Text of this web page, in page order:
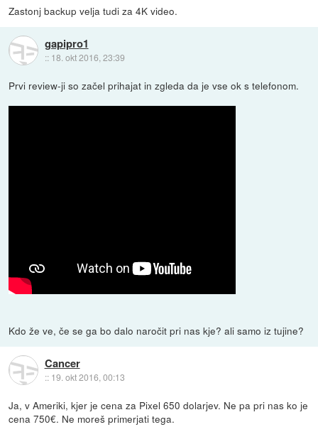
Zastonj backup velja tudi za 4K video.
gapipro1
:: 18. okt 2016, 23:39
Prvi review-ji so začel prihajat in zgleda da je vse ok s telefonom.
Kdo že ve, če se ga bo dalo naročit pri nas kje? ali samo iz tujine?
Cancer
:: 19. okt 2016, 00:13
Ja, v Ameriki, kjer je cena za Pixel 650 dolarjev. Ne pa pri nas ko je
cena 750€. Ne moreš primerjati tega.